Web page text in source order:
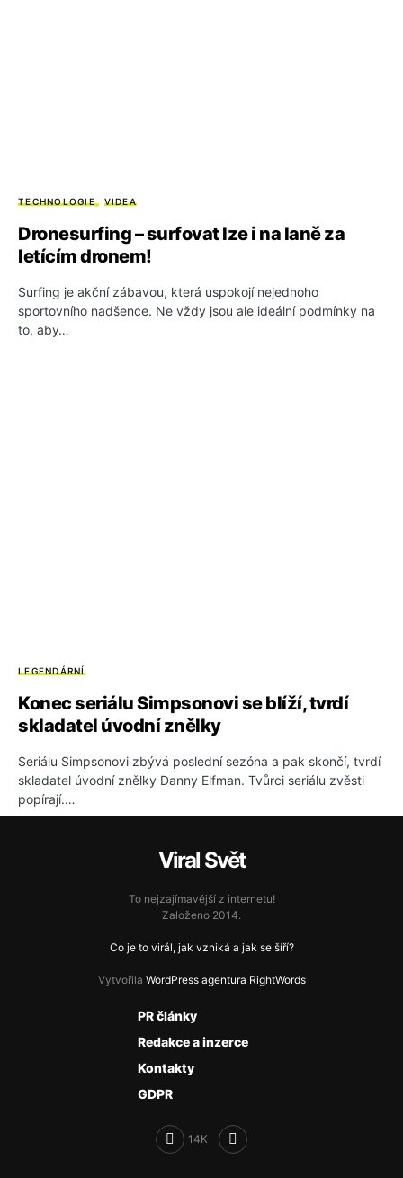
TECHNOLOGIE VIDEA
Dronesurfing – surfovat lze i na laně za
letícím dronem!
Surfing je akční zábavou, která uspokojí nejednoho
sportovního nadšence. Ne vždy jsou ale ideální podmínky na
to, aby…
LEGENDÁRNÍ
Konec seriálu Simpsonovi se blíží, tvrdí
skladatel úvodní znělky
Seriálu Simpsonovi zbývá poslední sezóna a pak skončí, tvrdí
skladatel úvodní znělky Danny Elfman. Tvůrci seriálu zvěsti
popírají.…
Viral Svět
To nejzajímavější z internetu!
Založeno 2014.
Co je to virál, jak vzniká a jak se šíří?
Vytvořila WordPress agentura RightWords
PR články
Redakce a inzerce
Kontakty
GDPR
14K